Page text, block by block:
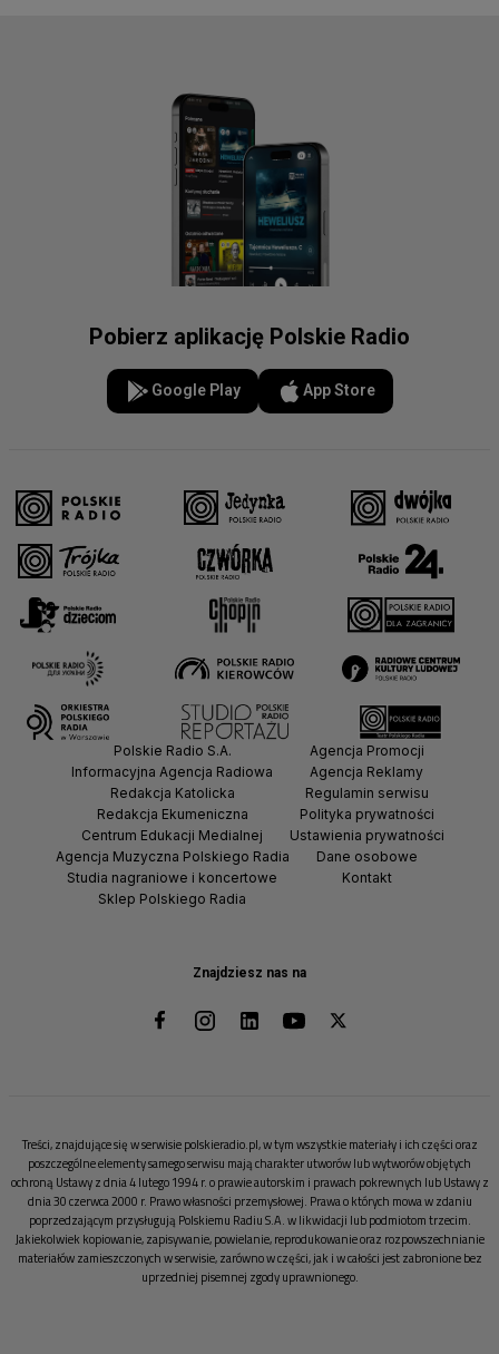
Pobierz aplikację Polskie Radio
Google Play App Store
Znajdziesz nas na
Polskie Radio S.A.
Informacyjna Agencja Radiowa
Redakcja Katolicka
Redakcja Ekumeniczna
Centrum Edukacji Medialnej
Agencja Muzyczna Polskiego Radia
Studia nagraniowe i koncertowe
Sklep Polskiego Radia
Agencja Promocji
Agencja Reklamy
Regulamin serwisu
Polityka prywatności
Ustawienia prywatności
Dane osobowe
Kontakt
Treści, znajdujące się w serwisie polskieradio.pl, w tym wszystkie materiały i ich części oraz
poszczególne elementy samego serwisu mają charakter utworów lub wytworów objętych
ochroną Ustawy z dnia 4 lutego 1994 r. o prawie autorskim i prawach pokrewnych lub Ustawy z
dnia 30 czerwca 2000 r. Prawo własności przemysłowej. Prawa o których mowa w zdaniu
poprzedzającym przysługują Polskiemu Radiu S.A. w likwidacji lub podmiotom trzecim.
Jakiekolwiek kopiowanie, zapisywanie, powielanie, reprodukowanie oraz rozpowszechnianie
materiałów zamieszczonych w serwisie, zarówno w części, jak i w całości jest zabronione bez
uprzedniej pisemnej zgody uprawnionego.